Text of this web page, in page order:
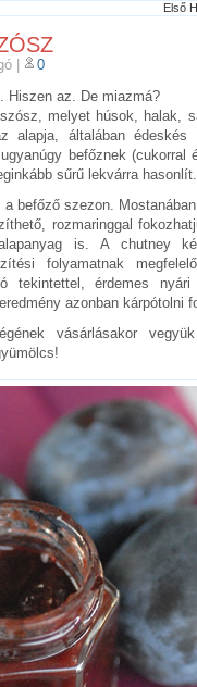
Első
|
0
Hiszen az. De miazmá?
melyet húsok, halak,
alapja, általában édeskés
befőznek (cukorral
sűrű lekvárra hasonlít.
a befőző szezon.
rozmaringgal
is. A chutney
folyamatnak
tekintettel, érdemes
azonban kárpótolni
vásárlásakor